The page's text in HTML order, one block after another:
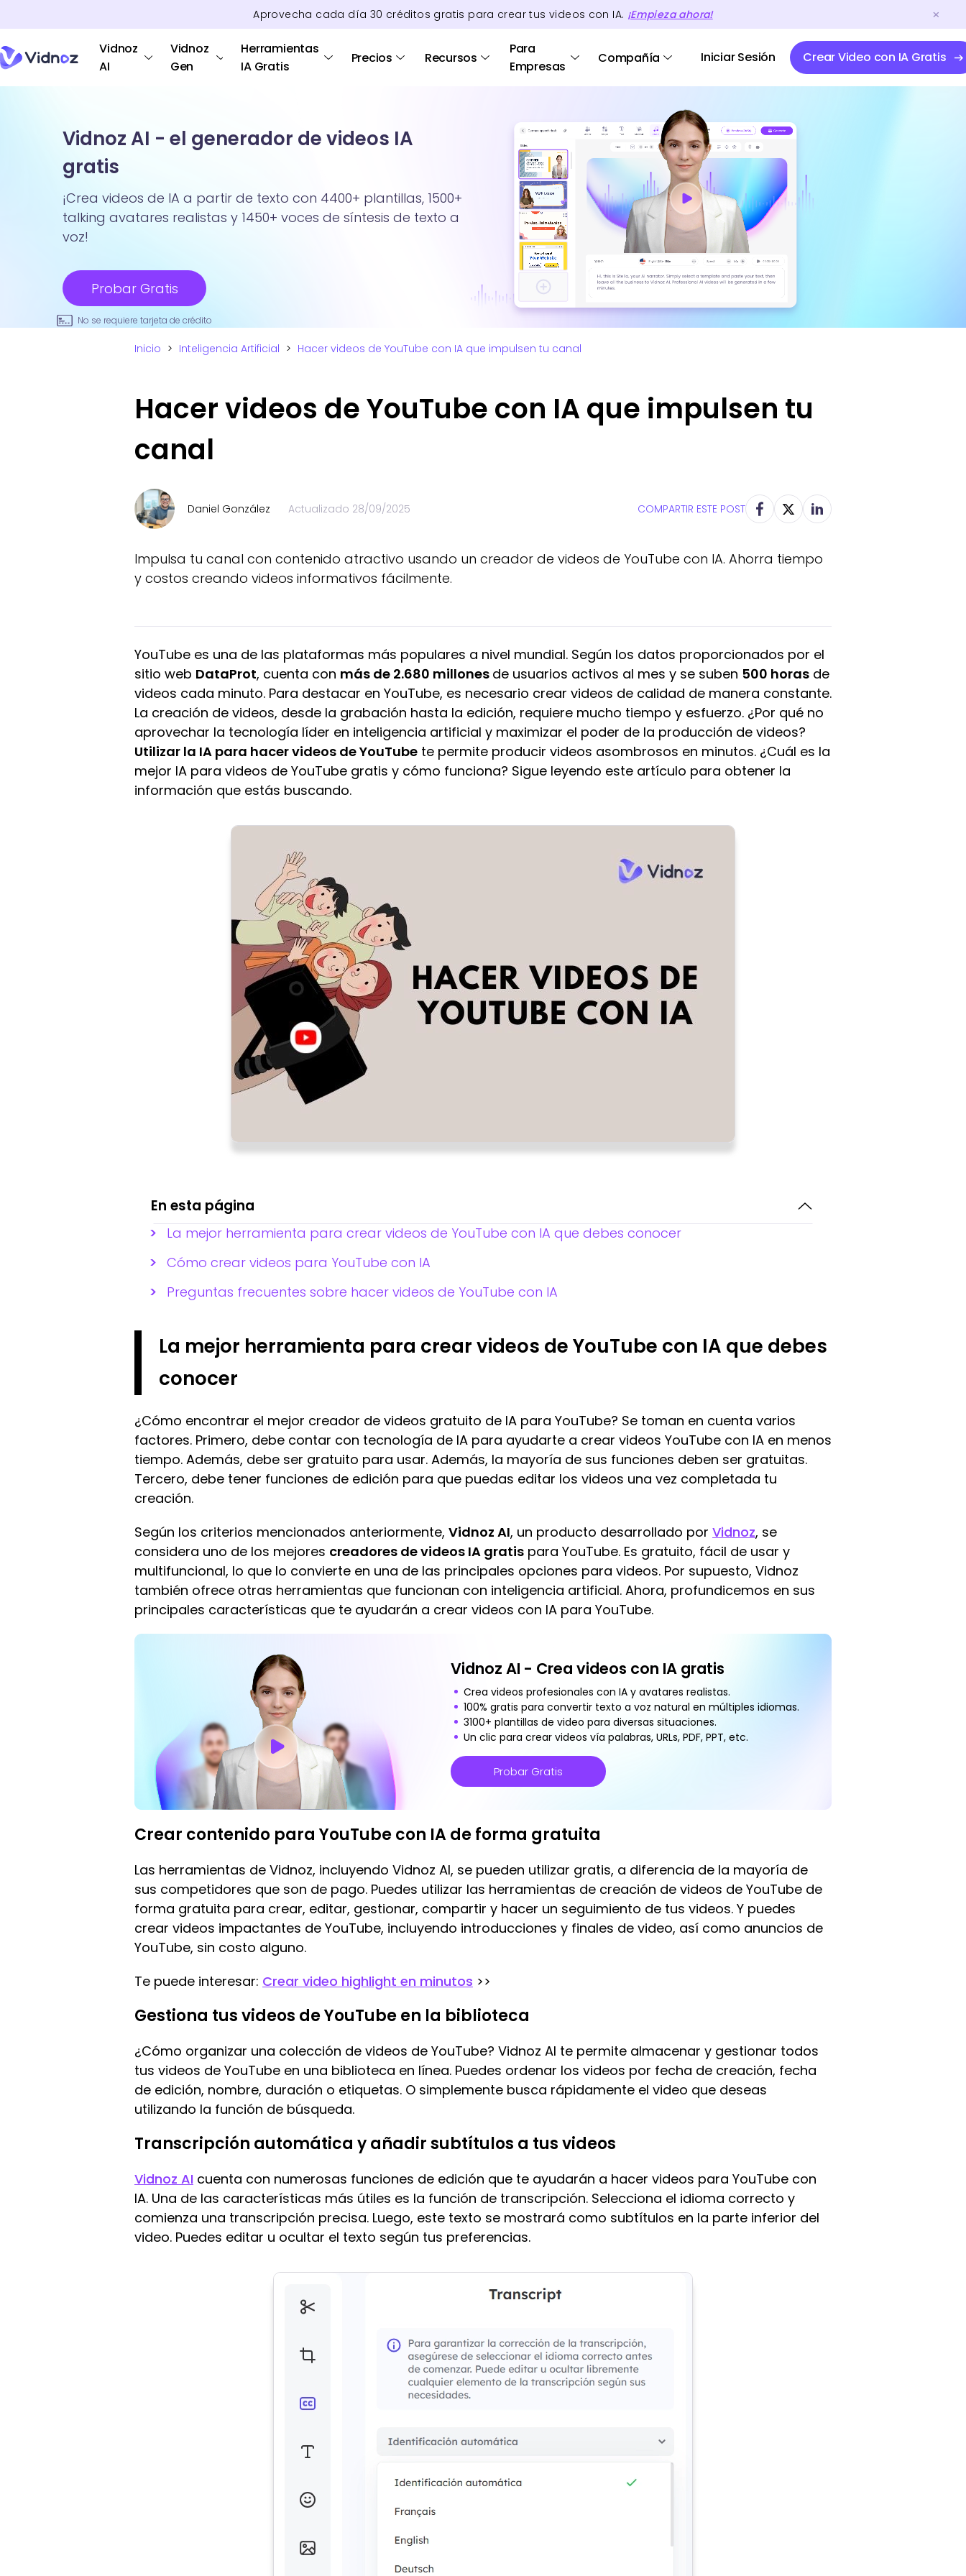
Aprovecha cada día 30 créditos gratis para crear tus videos con IA. ¡Empieza ahora!
Vidnoz
AI
Vidnoz
Gen
Herramientas
IA Gratis
Precios Recursos
Para
Empresas
Compañía Iniciar Sesión Crear Video con IA Gratis
Vidnoz AI - el generador de videos IA
gratis
¡Crea videos de IA a partir de texto con 4400+ plantillas, 1500+
talking avatares realistas y 1450+ voces de síntesis de texto a
voz!
Probar Gratis
No se requiere tarjeta de crédito
Inicio > Inteligencia Artificial > Hacer videos de YouTube con IA que impulsen tu canal
Hacer videos de YouTube con IA que impulsen tu
canal
Daniel González Actualizado 28/09/2025 COMPARTIR ESTE POST
Impulsa tu canal con contenido atractivo usando un creador de videos de YouTube con IA. Ahorra tiempo
y costos creando videos informativos fácilmente.
YouTube es una de las plataformas más populares a nivel mundial. Según los datos proporcionados por el
sitio web DataProt, cuenta con más de 2.680 millones de usuarios activos al mes y se suben 500 horas de
videos cada minuto. Para destacar en YouTube, es necesario crear videos de calidad de manera constante.
La creación de videos, desde la grabación hasta la edición, requiere mucho tiempo y esfuerzo. ¿Por qué no
aprovechar la tecnología líder en inteligencia artificial y maximizar el poder de la producción de videos?
Utilizar la IA para hacer videos de YouTube te permite producir videos asombrosos en minutos. ¿Cuál es la
mejor IA para videos de YouTube gratis y cómo funciona? Sigue leyendo este artículo para obtener la
información que estás buscando.
En esta página
La mejor herramienta para crear videos de YouTube con IA que debes conocer
Cómo crear videos para YouTube con IA
Preguntas frecuentes sobre hacer videos de YouTube con IA
La mejor herramienta para crear videos de YouTube con IA que debes
conocer
¿Cómo encontrar el mejor creador de videos gratuito de IA para YouTube? Se toman en cuenta varios
factores. Primero, debe contar con tecnología de IA para ayudarte a crear videos YouTube con IA en menos
tiempo. Además, debe ser gratuito para usar. Además, la mayoría de sus funciones deben ser gratuitas.
Tercero, debe tener funciones de edición para que puedas editar los videos una vez completada tu
creación.
Según los criterios mencionados anteriormente, Vidnoz AI, un producto desarrollado por Vidnoz, se
considera uno de los mejores creadores de videos IA gratis para YouTube. Es gratuito, fácil de usar y
multifuncional, lo que lo convierte en una de las principales opciones para videos. Por supuesto, Vidnoz
también ofrece otras herramientas que funcionan con inteligencia artificial. Ahora, profundicemos en sus
principales características que te ayudarán a crear videos con IA para YouTube.
Vidnoz AI - Crea videos con IA gratis
Crea videos profesionales con IA y avatares realistas.
100% gratis para convertir texto a voz natural en múltiples idiomas.
3100+ plantillas de video para diversas situaciones.
Un clic para crear videos vía palabras, URLs, PDF, PPT, etc.
Probar Gratis
Crear contenido para YouTube con IA de forma gratuita
Las herramientas de Vidnoz, incluyendo Vidnoz AI, se pueden utilizar gratis, a diferencia de la mayoría de
sus competidores que son de pago. Puedes utilizar las herramientas de creación de videos de YouTube de
forma gratuita para crear, editar, gestionar, compartir y hacer un seguimiento de tus videos. Y puedes
crear videos impactantes de YouTube, incluyendo introducciones y finales de video, así como anuncios de
YouTube, sin costo alguno.
Te puede interesar: Crear video highlight en minutos >>
Gestiona tus videos de YouTube en la biblioteca
¿Cómo organizar una colección de videos de YouTube? Vidnoz AI te permite almacenar y gestionar todos
tus videos de YouTube en una biblioteca en línea. Puedes ordenar los videos por fecha de creación, fecha
de edición, nombre, duración o etiquetas. O simplemente busca rápidamente el video que deseas
utilizando la función de búsqueda.
Transcripción automática y añadir subtítulos a tus videos
Vidnoz AI cuenta con numerosas funciones de edición que te ayudarán a hacer videos para YouTube con
IA. Una de las características más útiles es la función de transcripción. Selecciona el idioma correcto y
comienza una transcripción precisa. Luego, este texto se mostrará como subtítulos en la parte inferior del
video. Puedes editar u ocultar el texto según tus preferencias.